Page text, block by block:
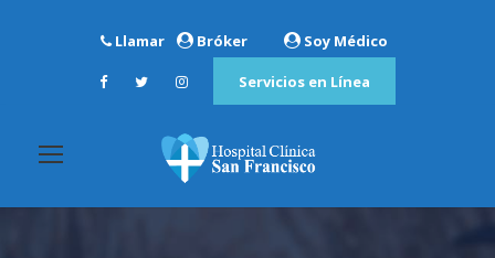
Llamar Bróker Soy Médico
Servicios en Línea